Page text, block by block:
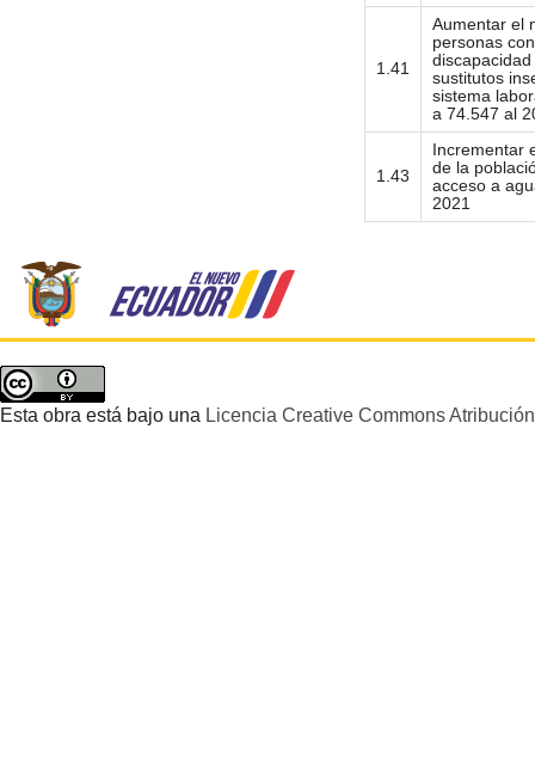
1.41
Aumentar el
personas con
discapacidad
sustitutos
sistema
a 74.547 al
1.43
Incrementar
de la
acceso a
2021
Esta obra está bajo una Licencia Creative Commons